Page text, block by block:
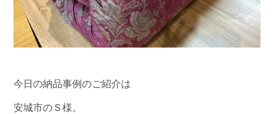
今日の納品事例のご紹介は
安城市のＳ様。